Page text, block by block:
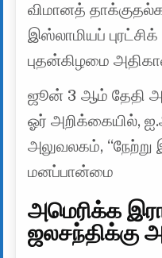
விமானத்
இஸ்லாமியப்
புதன்கிழமை
ஜூன் 3 ஆம் தேதி
ஓர் அறிக்கையில்,
அலுவலகம், “நேற்று
மனப்பான்மை
அமெரிக்க
ஜலசந்திக்கு